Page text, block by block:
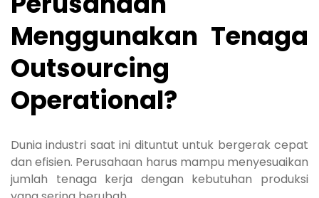
Menggunakan Tenaga
Outsourcing
Operational?
Dunia industri saat ini dituntut untuk bergerak cepat
dan efisien. Perusahaan harus mampu menyesuaikan
jumlah tenaga kerja dengan kebutuhan produksi